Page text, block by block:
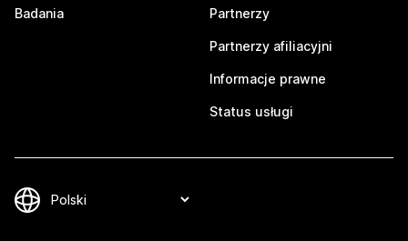
Badania Partnerzy
Partnerzy afiliacyjni
Informacje prawne
Status usługi